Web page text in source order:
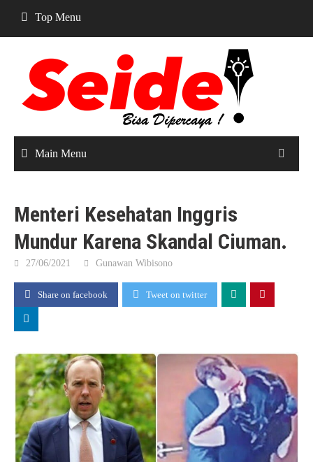
content
Top Menu
Main Menu
Menteri Kesehatan Inggris
Mundur Karena Skandal Ciuman.
27/06/2021 Gunawan Wibisono
Share on facebook Tweet on twitter